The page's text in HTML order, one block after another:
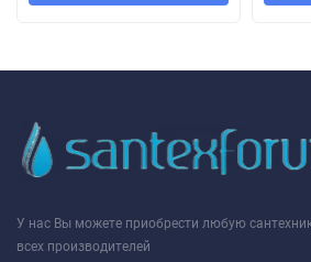
У нас Вы можете приобрести любую
всех производителей